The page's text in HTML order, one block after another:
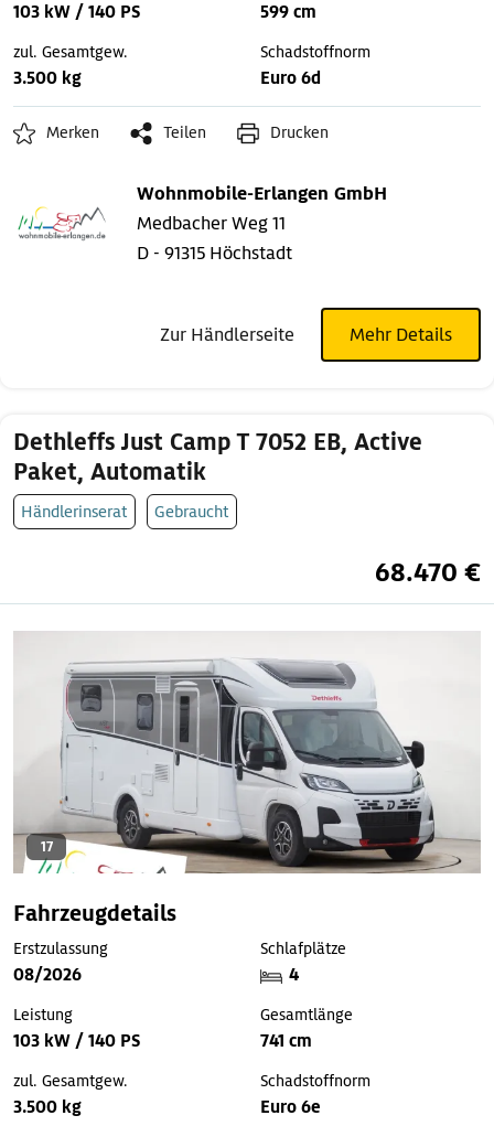
103 kW / 140 PS 599 cm
zul. Gesamtgew.
3.500 kg
Schadstoffnorm
Euro 6d
Merken Teilen Drucken
Wohnmobile-Erlangen GmbH
Medbacher Weg 11
D - 91315 Höchstadt
Zur Händlerseite Mehr Details
Dethleffs Just Camp T 7052 EB, Active
Paket, Automatik
Händlerinserat Gebraucht
68.470 €
17
Fahrzeugdetails
Erstzulassung
08/2026
Schlafplätze
4
Leistung
103 kW / 140 PS
Gesamtlänge
741 cm
zul. Gesamtgew.
3.500 kg
Schadstoffnorm
Euro 6e